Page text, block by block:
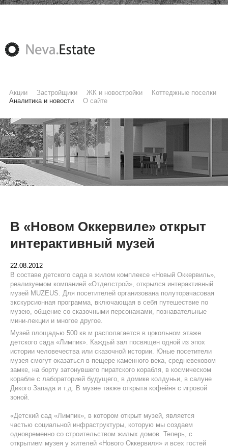
Акции Застройщики ЖК и новостройки
Коттеджные поселки
Аналитика и новости
О сайте
В «Новом Оккервиле» открыт
интерактивный музей
22.08.2012
В составе детского сада в жилом комплексе «Новый Оккервиль»,
реализуемом компанией «Отделстрой», открылся интерактивный
музей MUZEUS. Для посетителей организована полуторачасовая
экскурсионная программа, включающая в себя путешествие по
музею, общение со сказочными персонажами, познавательные
мини-лекции и многое другое.
Музей площадью 500 кв.м располагается в цокольном этаже
детского сада «Лимпик». Каждый зал посвящен одной из эпох
истории человечества или сказочной истории. Юные посетители
музея смогут оказаться в пещере каменного века, средневековом
замке, на борту затонувшего пиратского корабля, в космическом
корабле с лабораторией будущего, в домике колдуньи, в салуне
Дикого Запада и т.д. В музее также открыта кофейня с игровой
зоной.
«Детский сад «Лимпик», в котором открыт музей, является
частью социальной инфраструктуры, которую мы создаем
одновременно со строительством жилых домов. Теперь, с
открытием музея у жителей «Нового Оккервиля» и всех гостей